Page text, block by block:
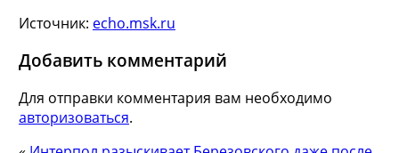
Источник: echo.msk.ru
Добавить комментарий
Для отправки комментария вам необходимо
авторизоваться.